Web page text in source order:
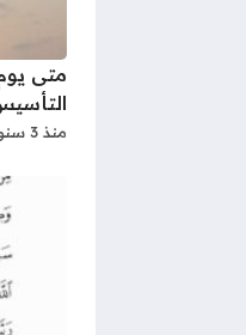
منذ 3 سنوات